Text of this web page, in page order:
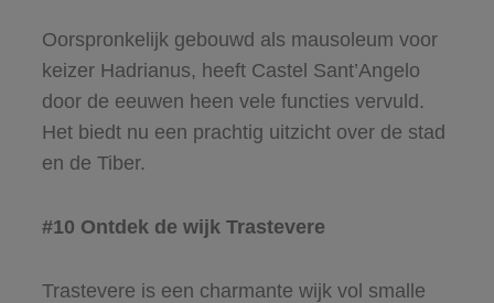
Oorspronkelijk gebouwd als mausoleum voor
keizer Hadrianus, heeft Castel Sant’Angelo
door de eeuwen heen vele functies vervuld.
Het biedt nu een prachtig uitzicht over de stad
en de Tiber.
#10 Ontdek de wijk Trastevere
Trastevere is een charmante wijk vol smalle